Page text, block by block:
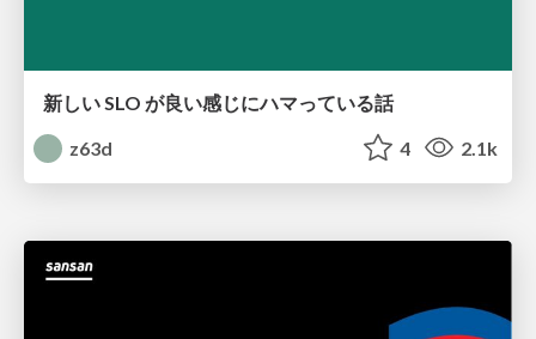
新しい SLO が良い感じにハマっている話
z63d
4 2.1k